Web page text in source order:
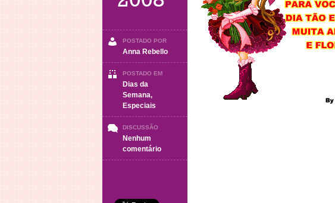
POSTADO POR
Anna Rebello
POSTADO EM
Dias da
Semana,
Especiais
DISCUSSÃO
Nenhum
comentárioem
Domingo